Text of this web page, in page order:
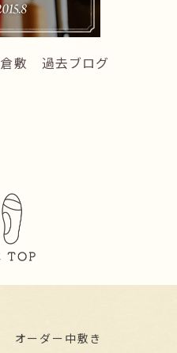
倉敷 過去ブログ
オーダー中敷き